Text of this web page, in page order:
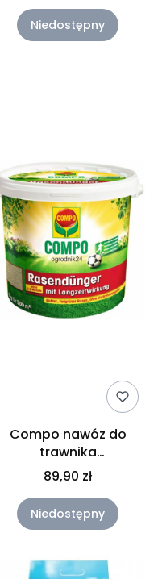
Niedostępny
Compo nawóz do
trawnika
długodziałający 100 dni
8 kg
89,90 zł
Niedostępny